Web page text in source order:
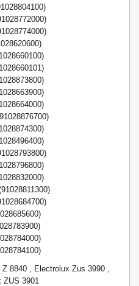
8840 , Electrolux Zus 3990 ,
ZUS 3901